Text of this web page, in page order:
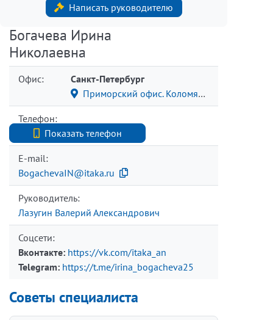
Написать руководителю
Богачева Ирина
Николаевна
Офис:
Санкт-Петербург
Приморский офис. Коломяжский пр., 15/2
Телефон:
Показать телефон
+7 (812) 740-70-40
E-mail:
BogachevaIN@itaka.ru
Руководитель:
Лазугин Валерий Александрович
Соцсети:
Вконтакте: https://vk.com/itaka_an
Telegram: https://t.me/irina_bogacheva25
Советы специалиста